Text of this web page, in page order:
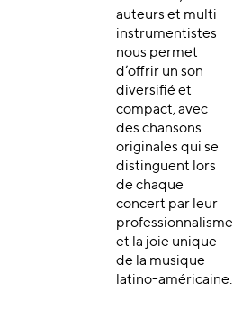
auteurs et multi-
instrumentistes
nous permet
d’offrir un son
diversifié et
compact, avec
des chansons
originales qui se
distinguent lors
de chaque
concert par leur
professionnalisme
et la joie unique
de la musique
latino-américaine.